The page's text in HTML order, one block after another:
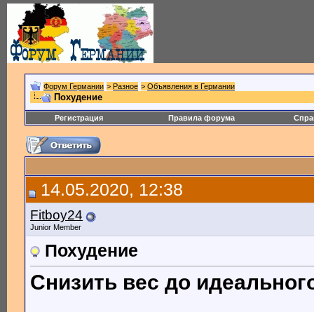
Форум Германии > Разное > Объявления в Германии
Похудение
Регистрация Правила форума
14.05.2020, 12:38
Fitboy24
Junior Member
Похудение
Снизить вес до